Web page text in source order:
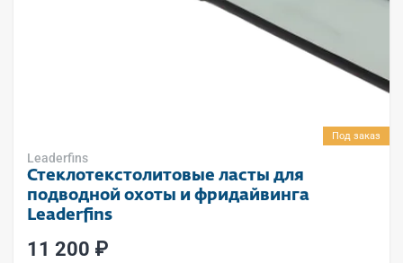
Под заказ
Leaderfins
Стеклотекстолитовые ласты для
подводной охоты и фридайвинга
Leaderfins
11 200 ₽